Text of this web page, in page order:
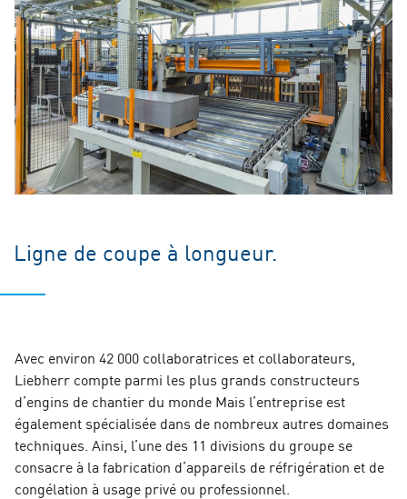
Ligne de coupe à longueur.
Avec environ 42 000 collaboratrices et collaborateurs,
Liebherr compte parmi les plus grands constructeurs
d’engins de chantier du monde Mais l’entreprise est
également spécialisée dans de nombreux autres domaines
techniques. Ainsi, l’une des 11 divisions du groupe se
consacre à la fabrication d’appareils de réfrigération et de
congélation à usage privé ou professionnel.